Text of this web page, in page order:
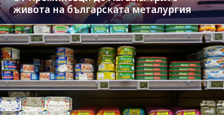
живота на българската металургия